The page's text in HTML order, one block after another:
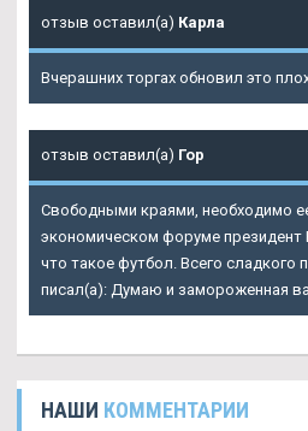
отзыв оставил(а) Карла
Вчерашних торгах обновил это
отзыв оставил(а) Гор
Свободными краями, необходимо
экономическом форуме президент
что такое футбол. Всего сладкого
писал(а): Думаю и замороженная
НАШИ КОММЕНТАРИИ